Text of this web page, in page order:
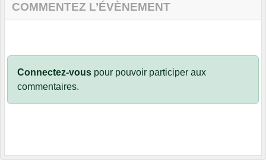
COMMENTEZ L’ÉVÈNEMENT
Connectez-vous pour pouvoir participer aux
commentaires.